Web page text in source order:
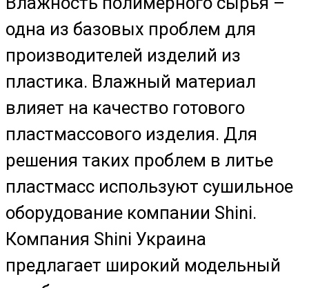
одна из базовых проблем для
производителей изделий из
пластика. Влажный материал
влияет на качество готового
пластмассового изделия. Для
решения таких проблем в литье
пластмасс используют сушильное
оборудование компании Shini.
Компания Shini Украина
предлагает широкий модельный